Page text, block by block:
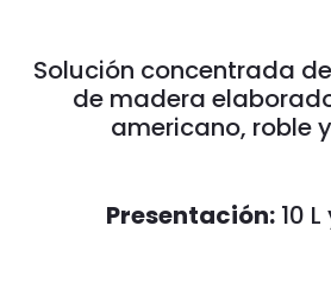
Solución concentrada
de madera
americano, roble
Presentación: 10